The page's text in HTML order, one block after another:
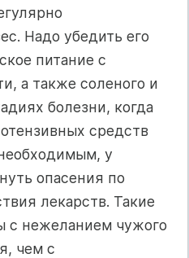
Надо убедить его
питание с
а также соленого и
болезни, когда
средств
у
опасения по
лекарств. Такие
с нежеланием чужого
чем с